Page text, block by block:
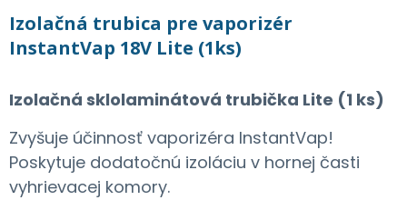
Izolačná trubica pre vaporizér
InstantVap 18V Lite (1ks)
Izolačná sklolaminátová trubička Lite (1 ks)
Zvyšuje účinnosť vaporizéra InstantVap!
Poskytuje dodatočnú izoláciu v hornej časti
vyhrievacej komory.